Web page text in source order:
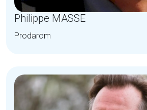
Philippe MASSE
Prodarom